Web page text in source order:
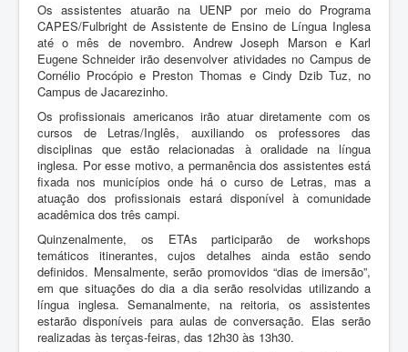
Os assistentes atuarão na UENP por meio do Programa
CAPES/Fulbright de Assistente de Ensino de Língua Inglesa
até o mês de novembro. Andrew Joseph Marson e Karl
Eugene Schneider irão desenvolver atividades no Campus de
Cornélio Procópio e Preston Thomas e Cindy Dzib Tuz, no
Campus de Jacarezinho.
Os profissionais americanos irão atuar diretamente com os
cursos de Letras/Inglês, auxiliando os professores das
disciplinas que estão relacionadas à oralidade na língua
inglesa. Por esse motivo, a permanência dos assistentes está
fixada nos municípios onde há o curso de Letras, mas a
atuação dos profissionais estará disponível à comunidade
acadêmica dos três campi.
Quinzenalmente, os ETAs participarão de workshops
temáticos itinerantes, cujos detalhes ainda estão sendo
definidos. Mensalmente, serão promovidos “dias de imersão”,
em que situações do dia a dia serão resolvidas utilizando a
língua inglesa. Semanalmente, na reitoria, os assistentes
estarão disponíveis para aulas de conversação. Elas serão
realizadas às terças-feiras, das 12h30 às 13h30.